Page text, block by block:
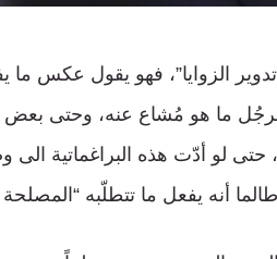
الزوايا”، فهو يقول عكس
ما هو مُشاع عنه، وحتى
حتى لو أدّت هذه البراغماتية
أنه يفعل ما تتطلّبه “المصلحة